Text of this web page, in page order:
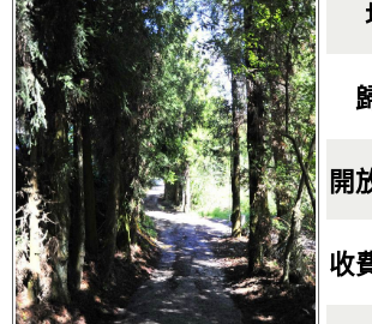
開
收